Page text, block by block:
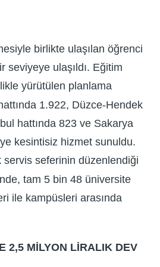
birlikte ulaşılan öğrenci
seviyeye ulaşıldı. Eğitim
yürütülen planlama
1.922, Düzce-Hendek
hattında 823 ve Sakarya
kesintisiz hizmet sunuldu.
servis seferinin düzenlendiği
tam 5 bin 48 üniversite
ile kampüsleri arasında
2,5 MİLYON LİRALIK DEV